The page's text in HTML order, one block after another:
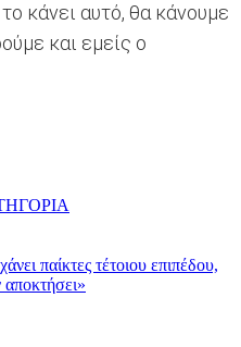
κάνει αυτό, θα κάνουμε
και εμείς ο
παίκτες τέτοιου επιπέδου,